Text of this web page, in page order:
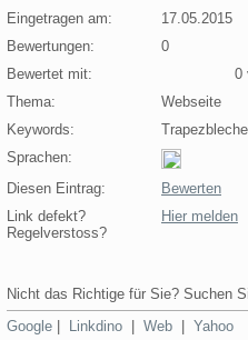
Eingetragen am:
17.05.2015
Bewertungen:
0
Bewertet mit:
0
Thema:
Webseite
Keywords:
Sprachen:
Diesen Eintrag:
Bewerten
Link defekt?
Regelverstoss?
Hier melden
Nicht das Richtige für Sie? Suchen
Google
Linkdino Web Yahoo